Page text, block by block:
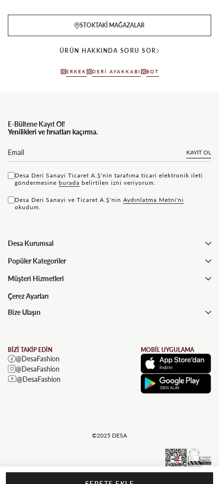
STOKTAKI MAĞAZALAR
ÜRÜN HAKKINDA SORU SOR
ERKEK DERI AYAKKABI BOT
E-Bültene Kayıt Ol!
Yenilikleri ve fırsatları kaçırma.
KAYIT OL
Desa Deri Sanayi Ticaret A.Ş'nin tarafıma ticari elektronik ileti
göndermesine bu rada belirtilen izni veriyorum.
Desa Deri Sanayi ve Ticaret A.Ş'nin Aydınlatma Metni'ni
okudum.
Desa Kurumsal
Popüler Kategoriler
Müşteri Hizmetleri
Çerez Ayarları
Bize Ulaşın
BİZİ TAKİP EDİN
@DesaFashion
@DesaFashion
@DesaFashion
MOBİL UYGULAMA
©2025 DESA